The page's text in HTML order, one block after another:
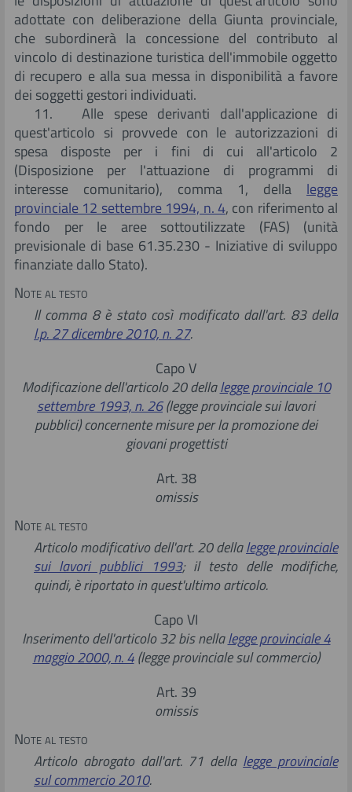
adottate con deliberazione della Giunta provinciale,
che subordinerà la concessione del contributo al
vincolo di destinazione turistica dell'immobile oggetto
di recupero e alla sua messa in disponibilità a favore
dei soggetti gestori individuati.
11. Alle spese derivanti dall'applicazione di
quest'articolo si provvede con le autorizzazioni di
spesa disposte per i fini di cui all'articolo 2
(Disposizione per l'attuazione di programmi di
interesse comunitario), comma 1, della legge
provinciale 12 settembre 1994, n. 4, con riferimento al
fondo per le aree sottoutilizzate (FAS) (unità
previsionale di base 61.35.230 - Iniziative di sviluppo
finanziate dallo Stato).
Note al testo
Il comma 8 è stato così modificato dall'art. 83 della
l.p. 27 dicembre 2010, n. 27.
Capo V
Modificazione dell'articolo 20 dellalegge provinciale 10
settembre 1993, n. 26(legge provinciale sui lavori
pubblici) concernente misure per la promozione dei
giovani progettisti
Art. 38
omissis
Note al testo
Articolo modificativo dell'art. 20 dellalegge provinciale
sui lavori pubblici 1993; il testo delle modifiche,
quindi, è riportato in quest'ultimo articolo.
Capo VI
Inserimento dell'articolo 32 bis nellalegge provinciale 4
maggio 2000, n. 4(legge provinciale sul commercio)
Art. 39
omissis
Note al testo
Articolo abrogato dall'art. 71 della legge provinciale
sul commercio 2010.